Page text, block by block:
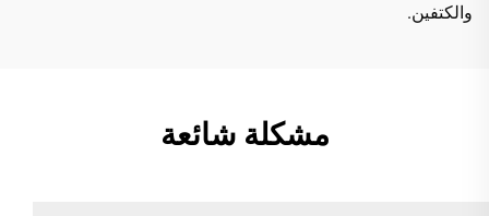
والكتفين.
مشكلة شائعة